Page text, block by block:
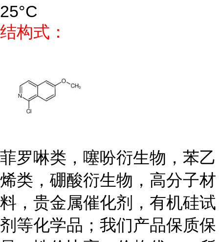
25°C
结构式：
菲罗啉类，噻吩衍生物，苯乙
烯类，硼酸衍生物，高分子材
料，贵金属催化剂，有机硅试
剂等化学品；我们产品保质保